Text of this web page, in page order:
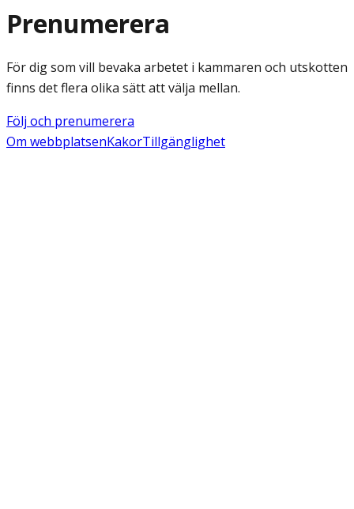
Prenumerera
För dig som vill bevaka arbetet i kammaren och utskotten
finns det flera olika sätt att välja mellan.
Följ och prenumerera
Om webbplatsenKakorTillgänglighet